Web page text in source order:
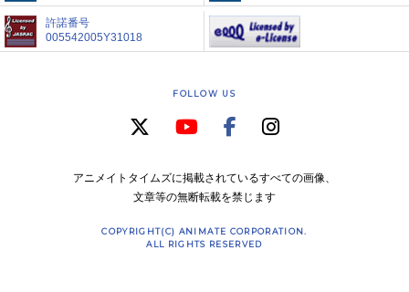
許諾番号
005542005Y31018
FOLLOW US
アニメイトタイムズに掲載されているすべての画像、
文章等の無断転載を禁じます
COPYRIGHT(C) ANIMATE CORPORATION.
ALL RIGHTS RESERVED